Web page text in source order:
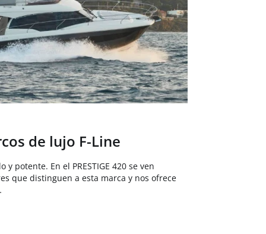
de lujo F-Line
potente. En el PRESTIGE 420 se ven
que distinguen a esta marca y nos ofrece